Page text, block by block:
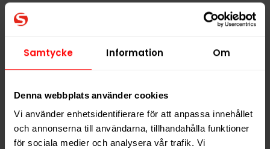
Samtycke Information Om
Denna webbplats använder cookies
Vi använder enhetsidentifierare för att anpassa innehållet
och annonserna till användarna, tillhandahålla funktioner
för sociala medier och analysera vår trafik. Vi
21,99 kr /dosa
KÖP
219,90 kr